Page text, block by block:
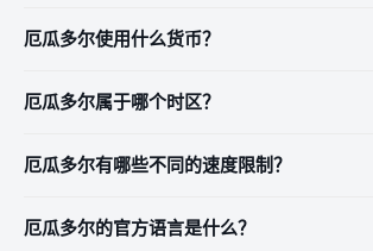
厄瓜多尔使用什么货币？
厄瓜多尔属于哪个时区？
厄瓜多尔有哪些不同的速度限制？
厄瓜多尔的官方语言是什么？